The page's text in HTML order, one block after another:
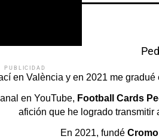
en València y en 2021 me
en YouTube, Football Cards
afición que he logrado transmitir
En 2021, fundé
PUBLICIDAD